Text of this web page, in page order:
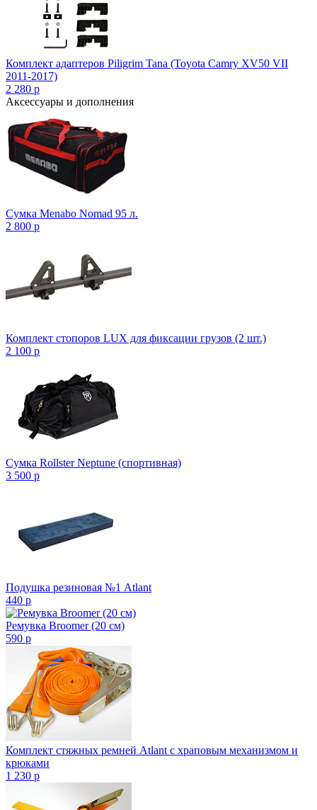
Комплект адаптеров Piligrim Tana (Toyota Camry XV50 VII
2011-2017)
2 280 p
Аксессуары и дополнения
Сумка Menabo Nomad 95 л.
2 800 p
Комплект стопоров LUX для фиксации грузов (2 шт.)
2 100 p
Сумка Rollster Neptune (спортивная)
3 500 p
Подушка резиновая №1 Atlant
440 p
Ремувка Broomer (20 см)
590 p
Комплект стяжных ремней Atlant с храповым механизмом и
крюками
1 230 p